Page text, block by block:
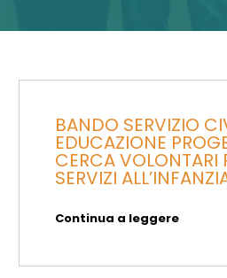
BANDO SERVIZIO
EDUCAZIONE
CERCA VOLONTARI
SERVIZI
Continua a leggere